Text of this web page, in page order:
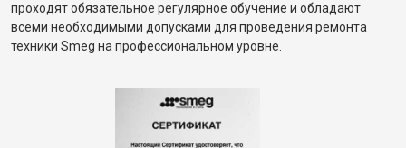
проходят обязательное регулярное обучение и обладают
всеми необходимыми допусками для проведения ремонта
техники Smeg на профессиональном уровне.